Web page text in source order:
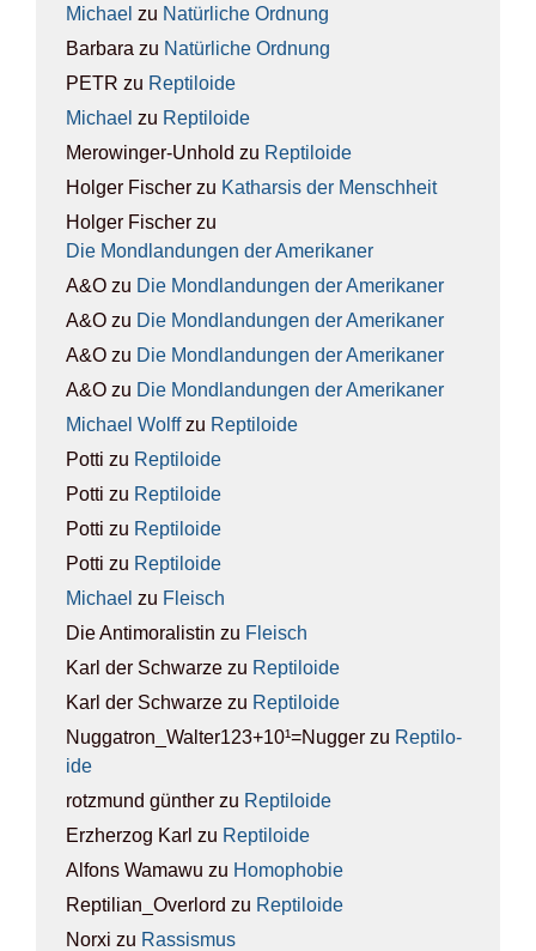
Michael zu Natür­li­che Ord­nung
Barbara zu Natür­li­che Ord­nung
PETR zu Rep­ti­lo­ide
Michael zu Rep­ti­lo­ide
Merowinger-Unhold zu Rep­ti­lo­ide
Holger Fischer zu Kathar­sis der Mensch­heit
Holger Fischer zu
Die Mond­lan­dun­gen der Ame­ri­ka­ner
A&O zu Die Mond­lan­dun­gen der Ame­ri­ka­ner
A&O zu Die Mond­lan­dun­gen der Ame­ri­ka­ner
A&O zu Die Mond­lan­dun­gen der Ame­ri­ka­ner
A&O zu Die Mond­lan­dun­gen der Ame­ri­ka­ner
Michael Wolffzu Rep­ti­lo­ide
Potti zu Rep­ti­lo­ide
Potti zu Rep­ti­lo­ide
Potti zu Rep­ti­lo­ide
Potti zu Rep­ti­lo­ide
Michael zu Fleisch
Die Antimoralistin zu Fleisch
Karl der Schwarze zu Rep­ti­lo­ide
Karl der Schwarze zu Rep­ti­lo­ide
Nuggatron_Walter123+10¹=Nugger zu Rep­ti­lo­
ide
rotzmund günther zu Rep­ti­lo­ide
Erzherzog Karl zu Rep­ti­lo­ide
Alfons Wamawu zu Homo­pho­bie
Reptilian_Overlord zu Rep­ti­lo­ide
Norxi zu Ras­sis­mus